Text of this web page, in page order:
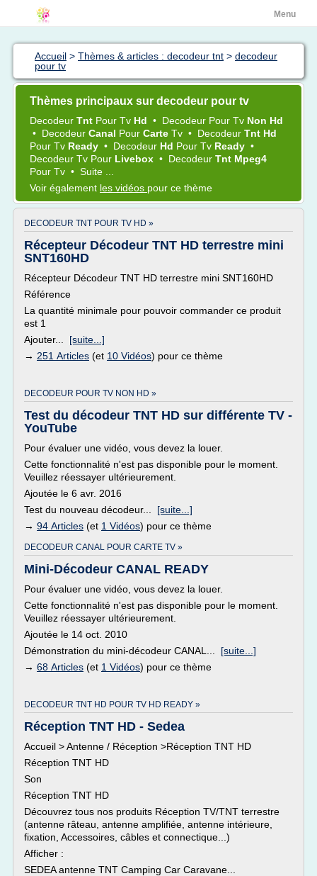
Menu
Accueil > Thèmes & articles : decodeur tnt > decodeur
pour tv
Thèmes principaux sur decodeur pour tv
Decodeur Tnt Pour Tv Hd • Decodeur Pour Tv Non Hd
• Decodeur Canal Pour Carte Tv • Decodeur Tnt Hd
Pour Tv Ready • Decodeur Hd Pour Tv Ready •
Decodeur Tv Pour Livebox • Decodeur Tnt Mpeg4
Pour Tv • Suite ...
Voir également les vidéos pour ce thème
DECODEUR TNT POUR TV HD »
Récepteur Décodeur TNT HD terrestre mini
SNT160HD
Récepteur Décodeur TNT HD terrestre mini SNT160HD
Référence
La quantité minimale pour pouvoir commander ce produit
est 1
Ajouter... [suite...]
→ 251 Articles (et 10 Vidéos) pour ce thème
DECODEUR POUR TV NON HD »
Test du décodeur TNT HD sur différente TV -
YouTube
Pour évaluer une vidéo, vous devez la louer.
Cette fonctionnalité n'est pas disponible pour le moment.
Veuillez réessayer ultérieurement.
Ajoutée le 6 avr. 2016
Test du nouveau décodeur... [suite...]
→ 94 Articles (et 1 Vidéos) pour ce thème
DECODEUR CANAL POUR CARTE TV »
Mini-Décodeur CANAL READY
Pour évaluer une vidéo, vous devez la louer.
Cette fonctionnalité n'est pas disponible pour le moment.
Veuillez réessayer ultérieurement.
Ajoutée le 14 oct. 2010
Démonstration du mini-décodeur CANAL... [suite...]
→ 68 Articles (et 1 Vidéos) pour ce thème
DECODEUR TNT HD POUR TV HD READY »
Réception TNT HD - Sedea
Accueil > Antenne / Réception >Réception TNT HD
Réception TNT HD
Son
Réception TNT HD
Découvrez tous nos produits Réception TV/TNT terrestre
(antenne râteau, antenne amplifiée, antenne intérieure,
fixation, Accessoires, câbles et connectique...)
Afficher :
SEDEA antenne TNT Camping Car Caravane...